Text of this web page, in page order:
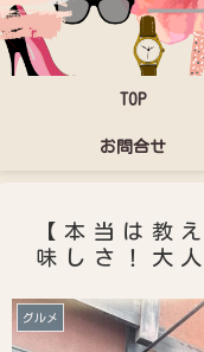
TOP
お問合せ
【本当は教
味しさ！大
グルメ